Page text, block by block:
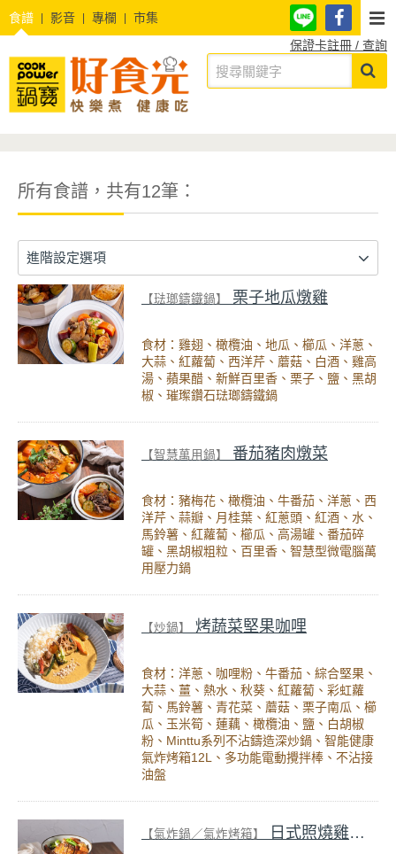
食譜 影音 專欄
市集
保證卡註冊 / 查詢
所有食譜，共有12筆：
進階設定選項
【琺瑯鑄鐵鍋】 栗子地瓜燉雞
食材：雞翅、橄欖油、地瓜、櫛瓜、洋蔥、
大蒜、紅蘿蔔、西洋芹、蘑菇、白酒、雞高
湯、蘋果醋、新鮮百里香、栗子、鹽、黑胡
椒、璀璨鑽石琺瑯鑄鐵鍋
【智慧萬用鍋】 番茄豬肉燉菜
食材：豬梅花、橄欖油、牛番茄、洋蔥、西
洋芹、蒜瓣、月桂葉、紅蔥頭、紅酒、水、
馬鈴薯、紅蘿蔔、櫛瓜、高湯罐、番茄碎
罐、黑胡椒粗粒、百里香、智慧型微電腦萬
用壓力鍋
【炒鍋】 烤蔬菜堅果咖哩
食材：洋蔥、咖哩粉、牛番茄、綜合堅果、
大蒜、薑、熱水、秋葵、紅蘿蔔、彩虹蘿
蔔、馬鈴薯、青花菜、蘑菇、栗子南瓜、櫛
瓜、玉米筍、蓮藕、橄欖油、鹽、白胡椒
粉、Minttu系列不沾鑄造深炒鍋、智能健康
氣炸烤箱12L、多功能電動攪拌棒、不沾接
油盤
【氣炸鍋／氣炸烤箱】 日式照燒雞腿飯+時蔬